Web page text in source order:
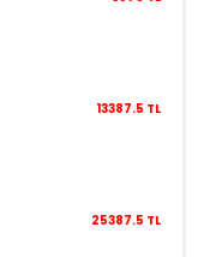
13387.5 TL
25387.5 TL